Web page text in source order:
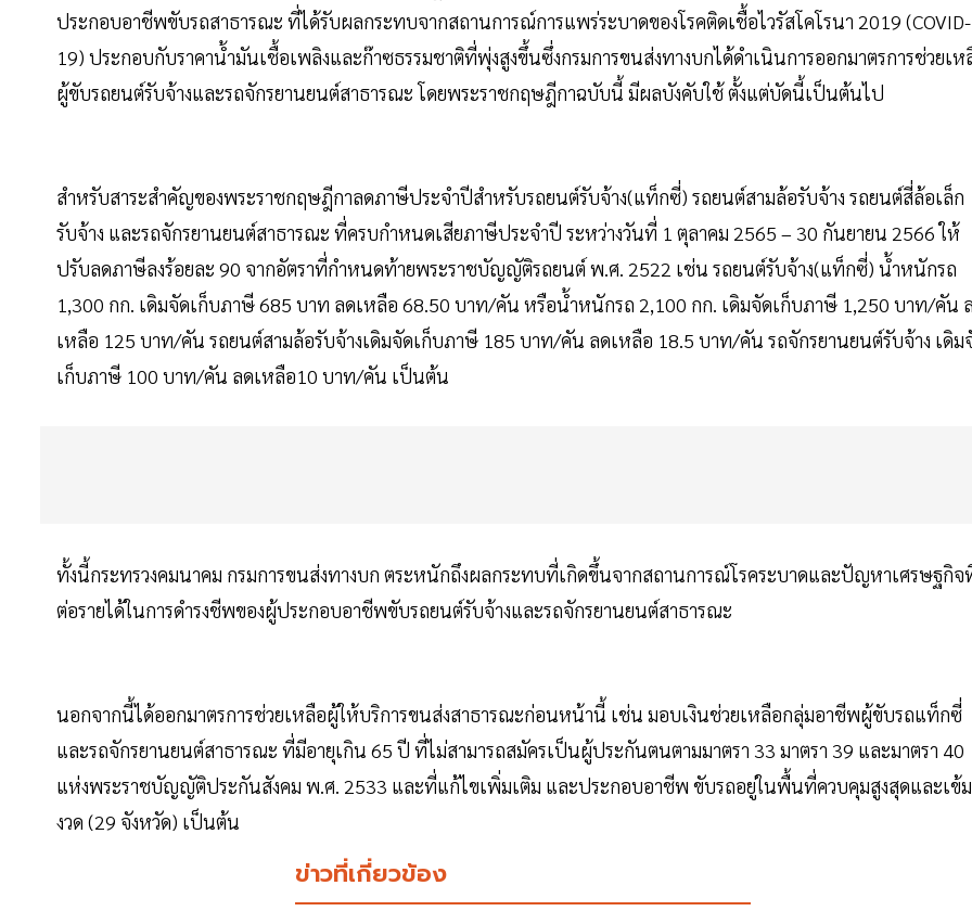
ประกอบอาชีพขับรถสาธารณะ ที่ได้รับผลกระทบจากสถานการณ์การแพร่ระบาดของโรคติดเชื้อไวรัสโคโรนา 2019 (COVID-
19) ประกอบกับราคาน้ำมันเชื้อเพลิงและก๊าซธรรมชาติที่พุ่งสูงขึ้นซึ่งกรมการขนส่งทางบกได้ดำเนินการออกมาตรการช่วยเห
ผู้ขับรถยนต์รับจ้างและรถจักรยานยนต์สาธารณะ โดยพระราชกฤษฎีกาฉบับนี้ มีผลบังคับใช้ ตั้งแต่บัดนี้เป็นต้นไป
สำหรับสาระสำคัญของพระราชกฤษฎีกาลดภาษีประจำปีสำหรับรถยนต์รับจ้าง(แท็กซี่) รถยนต์สามล้อรับจ้าง รถยนต์สี่ล้อเล็ก
รับจ้าง และรถจักรยานยนต์สาธารณะ ที่ครบกำหนดเสียภาษีประจำปี ระหว่างวันที่ 1 ตุลาคม 2565 – 30 กันยายน 2566 ให้
ปรับลดภาษีลงร้อยละ 90 จากอัตราที่กำหนดท้ายพระราชบัญญัติรถยนต์ พ.ศ. 2522 เช่น รถยนต์รับจ้าง(แท็กซี่) น้ำหนักรถ
1,300 กก. เดิมจัดเก็บภาษี 685 บาท ลดเหลือ 68.50 บาท/คัน หรือน้ำหนักรถ 2,100 กก. เดิมจัดเก็บภาษี 1,250 บาท/คัน
เหลือ 125 บาท/คัน รถยนต์สามล้อรับจ้างเดิมจัดเก็บภาษี 185 บาท/คัน ลดเหลือ 18.5 บาท/คัน รถจักรยานยนต์รับจ้าง เดิม
เก็บภาษี 100 บาท/คัน ลดเหลือ10 บาท/คัน เป็นต้น
ทั้งนี้กระทรวงคมนาคม กรมการขนส่งทางบก ตระหนักถึงผลกระทบที่เกิดขึ้นจากสถานการณ์โรคระบาดและปัญหาเศรษฐกิจ
ต่อรายได้ในการดำรงชีพของผู้ประกอบอาชีพขับรถยนต์รับจ้างและรถจักรยานยนต์สาธารณะ
นอกจากนี้ได้ออกมาตรการช่วยเหลือผู้ให้บริการขนส่งสาธารณะก่อนหน้านี้ เช่น มอบเงินช่วยเหลือกลุ่มอาชีพผู้ขับรถแท็กซี่
และรถจักรยานยนต์สาธารณะ ที่มีอายุเกิน 65 ปี ที่ไม่สามารถสมัครเป็นผู้ประกันตนตามมาตรา 33 มาตรา 39 และมาตรา 40
แห่งพระราชบัญญัติประกันสังคม พ.ศ. 2533 และที่แก้ไขเพิ่มเติม และประกอบอาชีพ ขับรถอยู่ในพื้นที่ควบคุมสูงสุดและเข้ม
งวด (29 จังหวัด) เป็นต้น
ข่าวที่เกี่ยวข้อง